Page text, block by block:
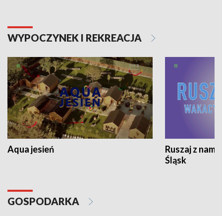
WYPOCZYNEK I REKREACJA
Aqua jesień
Ruszaj z
Śląsk
GOSPODARKA